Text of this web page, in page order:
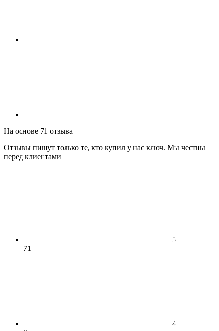
На основе 71 отзыва
Отзывы пишут только те, кто купил у нас ключ. Мы честны
перед клиентами
5
71
4